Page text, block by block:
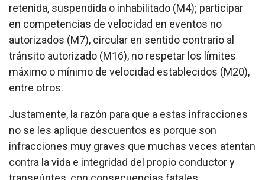
retenida, suspendida o inhabilitado (M4); participar
en competencias de velocidad en eventos no
autorizados (M7), circular en sentido contrario al
tránsito autorizado (M16), no respetar los límites
máximo o mínimo de velocidad establecidos (M20),
entre otros.
Justamente, la razón para que a estas infracciones
no se les aplique descuentos es porque son
infracciones muy graves que muchas veces atentan
contra la vida e integridad del propio conductor y